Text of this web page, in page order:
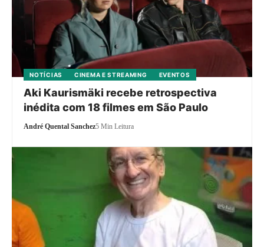
NOTÍCIAS CINEMA E STREAMING EVENTOS
Aki Kaurismäki recebe retrospectiva
inédita com 18 filmes em São Paulo
André Quental Sanchez5 Min Leitura